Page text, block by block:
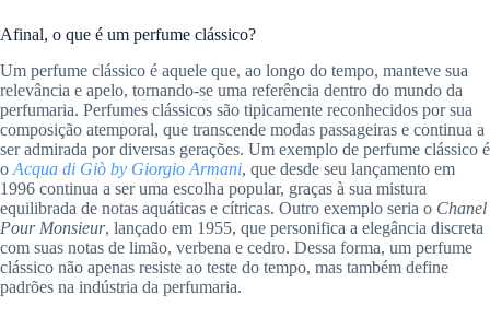
Afinal, o que é um perfume clássico?
Um perfume clássico é aquele que, ao longo do tempo, manteve sua
relevância e apelo, tornando-se uma referência dentro do mundo da
perfumaria. Perfumes clássicos são tipicamente reconhecidos por sua
composição atemporal, que transcende modas passageiras e continua a
ser admirada por diversas gerações. Um exemplo de perfume clássico é
o Acqua di Giò by Giorgio Armani, que desde seu lançamento em
1996 continua a ser uma escolha popular, graças à sua mistura
equilibrada de notas aquáticas e cítricas. Outro exemplo seria o Chanel
Pour Monsieur, lançado em 1955, que personifica a elegância discreta
com suas notas de limão, verbena e cedro. Dessa forma, um perfume
clássico não apenas resiste ao teste do tempo, mas também define
padrões na indústria da perfumaria.